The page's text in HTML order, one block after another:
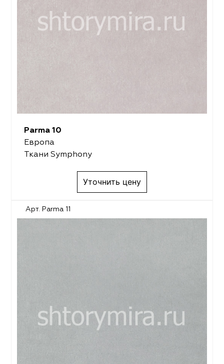
Parma 10
Европа
Ткани Symphony
Уточнить цену
Арт. Parma 11